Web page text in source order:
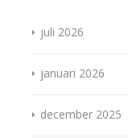
juli 2026
januari 2026
december 2025